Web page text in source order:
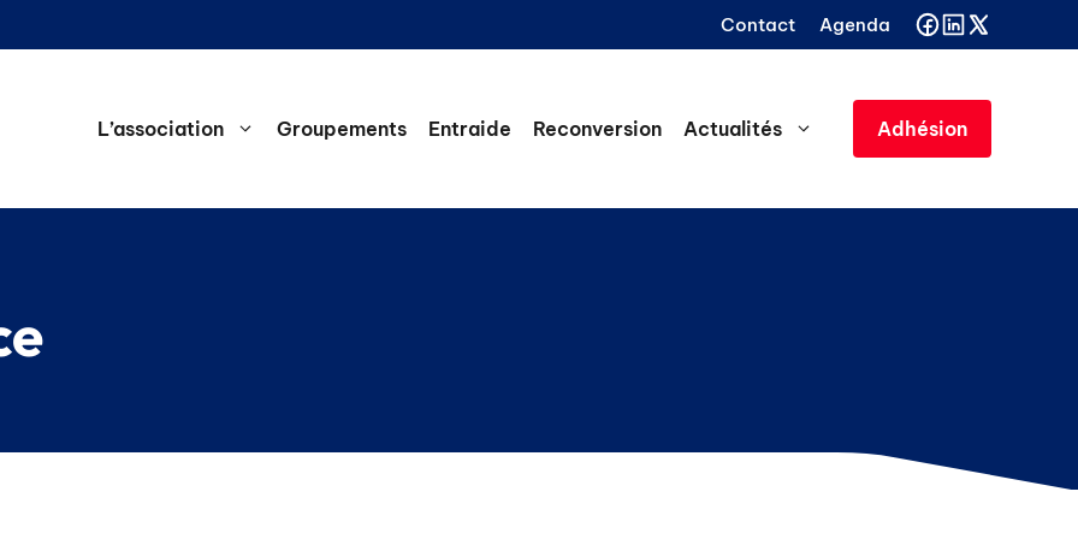
Contact Agenda
L’association Groupements Entraide Reconversion Actualités Adhésion